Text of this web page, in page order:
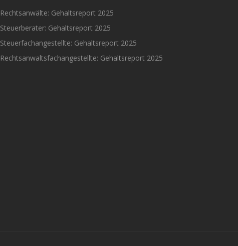
Rechtsanwälte: Gehaltsreport 2025
Steuerberater: Gehaltsreport 2025
Steuerfachangestellte: Gehaltsreport 2025
Rechtsanwaltsfachangestellte: Gehaltsreport 2025